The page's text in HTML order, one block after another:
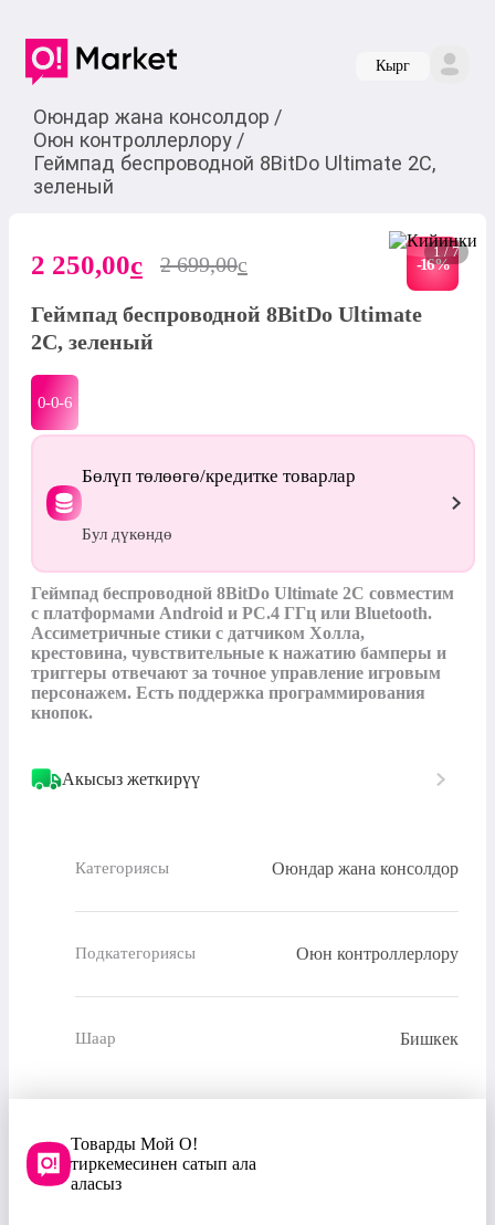
Кырг
Оюндар жана консолдор /
Оюн контроллерлору /
Геймпад беспроводной 8BitDo Ultimate 2C,
зеленый
1 / 7
2 250,00c 2 699,00c -16%
Геймпад беспроводной 8BitDo Ultimate
2C, зеленый
0-0-6
Бөлүп төлөөгө/кредитке товарлар
Бул дүкөндө
Геймпад беспроводной 8BitDo Ultimate 2C совместим
с платформами Android и PC.4 ГГц или Bluetooth.
Ассиметричные стики с датчиком Холла,
крестовина, чувствительные к нажатию бамперы и
триггеры отвечают за точное управление игровым
персонажем. Есть поддержка программирования
кнопок.
Акысыз жеткирүү
Категориясы Оюндар жана консолдор
Подкатегориясы Оюн контроллерлору
Шаар Бишкек
Товарды Мой О!
тиркемесинен сатып ала
аласыз